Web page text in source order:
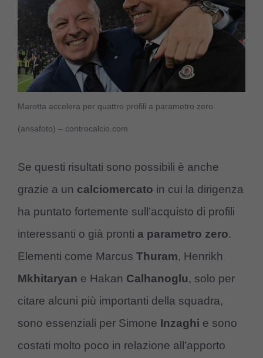
Marotta accelera per quattro profili a parametro zero
(ansafoto) – controcalcio.com
Se questi risultati sono possibili è anche
grazie a un calciomercato in cui la dirigenza
ha puntato fortemente sull’acquisto di profili
interessanti o già pronti a parametro zero.
Elementi come Marcus Thuram, Henrikh
Mkhitaryan e Hakan Calhanoglu, solo per
citare alcuni più importanti della squadra,
sono essenziali per Simone Inzaghi e sono
costati molto poco in relazione all’apporto